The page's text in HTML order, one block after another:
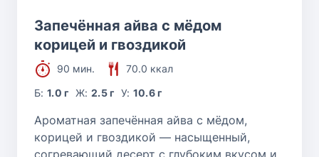
Запечённая айва с мёдом
корицей и гвоздикой
90 мин.
70.0 ккал
Б:1.0 г Ж: 2.5 г У: 10.6 г
Ароматная запечённая айва с мёдом,
корицей и гвоздикой — насыщенный,